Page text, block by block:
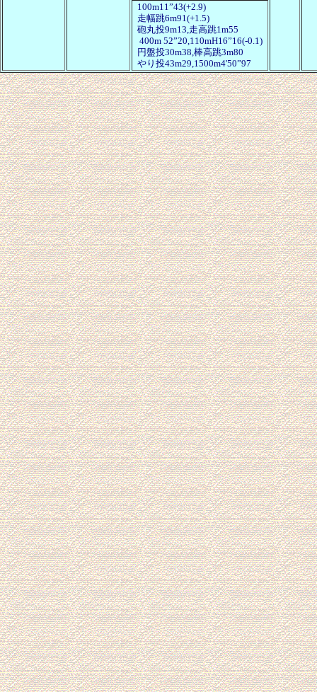
100m11”43(+2.9)
走幅跳6m91(+1.5)
砲丸投9m13,走高跳1m55
400m 52”20,110mH16”16(-0.1)
円盤投30m38,棒高跳3m80
やり投43m29,1500m4'50”97